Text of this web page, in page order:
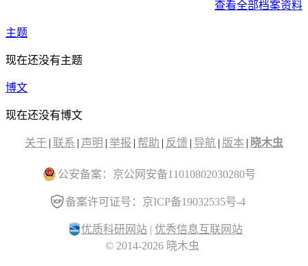
查看全部档案资料
主题
现在还没有主题
博文
现在还没有博文
关于 | 联系 | 声明 | 举报 | 帮助 | 反馈 | 导航 | 版本 | 晓木虫
公安备案：京公网安备11010802030280号
备案许可证号：京ICP备19032535号-4
优质科研网站 | 优秀信息互联网站
© 2014-2026 晓木虫